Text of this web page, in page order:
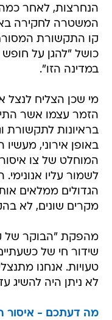
הנחרצות, לאחר כמה
המשטרה לחקירה
קו התקשורת
כושל "להגן על
במדינה הזו".
מי שכן הצליח לנצל
הזמר עצמו אשר
בראיונות לתקשורת
באופן אירוני,
המוחלט של צו
לשמור עליו
הגדולים ממלאים
מקרים שונים, לא
מהפקת "הבוקר של
שידור חי של
טעויות. אנחנו
לא ניתן היה להשיג
מה דעתכם - איסור